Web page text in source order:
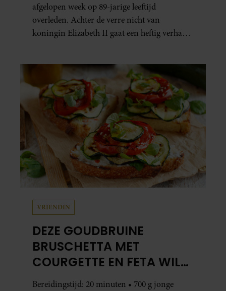
afgelopen week op 89-jarige leeftijd
overleden. Achter de verre nicht van
koningin Elizabeth II gaat een heftig verhaal
VRIENDIN
DEZE GOUDBRUINE
BRUSCHETTA MET
COURGETTE EN FETA WIL
JE METEEN MAKEN
Bereidingstijd: 20 minuten • 700 g jonge